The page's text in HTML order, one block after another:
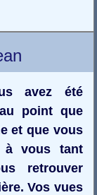
avez été
point que
et que vous
à vous tant
retrouver
Vos vues